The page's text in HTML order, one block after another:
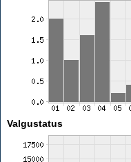
Valgustatus